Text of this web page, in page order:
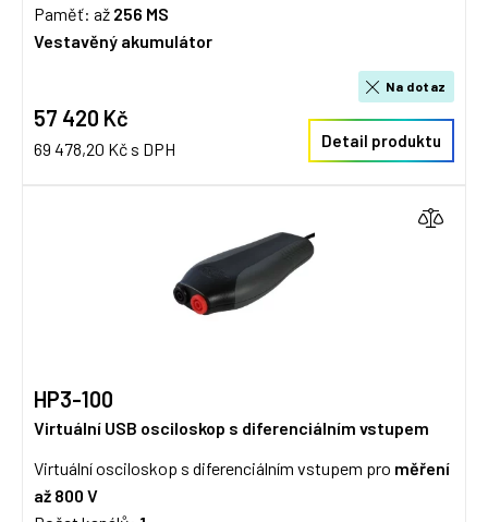
Paměť: až 256 MS
Vestavěný akumulátor
57 420 Kč
69 478,20 Kč s DPH
Na dotaz
Detail produktu
HP3-100
Virtuální USB osciloskop s diferenciálním vstupem
Virtuální osciloskop s diferenciálním vstupem pro měření
až 800 V